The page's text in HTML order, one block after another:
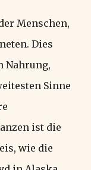
Menschen,
Dies
Nahrung,
Sinne
ist die
wie die